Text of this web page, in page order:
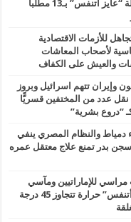
أغسطس 2026م.. 8 منظمات حقوقية تختتم حملة “عايز أتنفس” بـ13 مطلبا
للأزمات الاقتصادية
أغسطس 2026.. أوضاع قاسية لأصحاب المعاشات
وإيران تتهم اسرائيل وبروز
والإمارات.. الجمعة 31 يوليو 2026.. نقل عدد من المختفين قسريًّا
“دروع بشرية”
دمياط والنظام المصري ينفي
الخميس 30 يوليو 2026.. إدارة سجن بدر تمنع علاج معتقل عمره
مراسي للإماراتيين ومآسي
للمصريين.. الأربعاء 29 يوليو 2026.. “حملة عايز أتنفس” حرارة تتجاوز 45 درجة